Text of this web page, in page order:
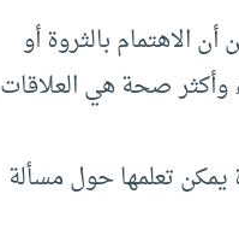
تبين أن الاهتمام بالثروة أو
وأكثر صحة هي العلاقات
يمكن تعلمها حول مسألة